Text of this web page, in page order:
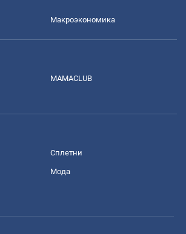
Mакроэкономика
MAMACLUB
Сплетни
Мода